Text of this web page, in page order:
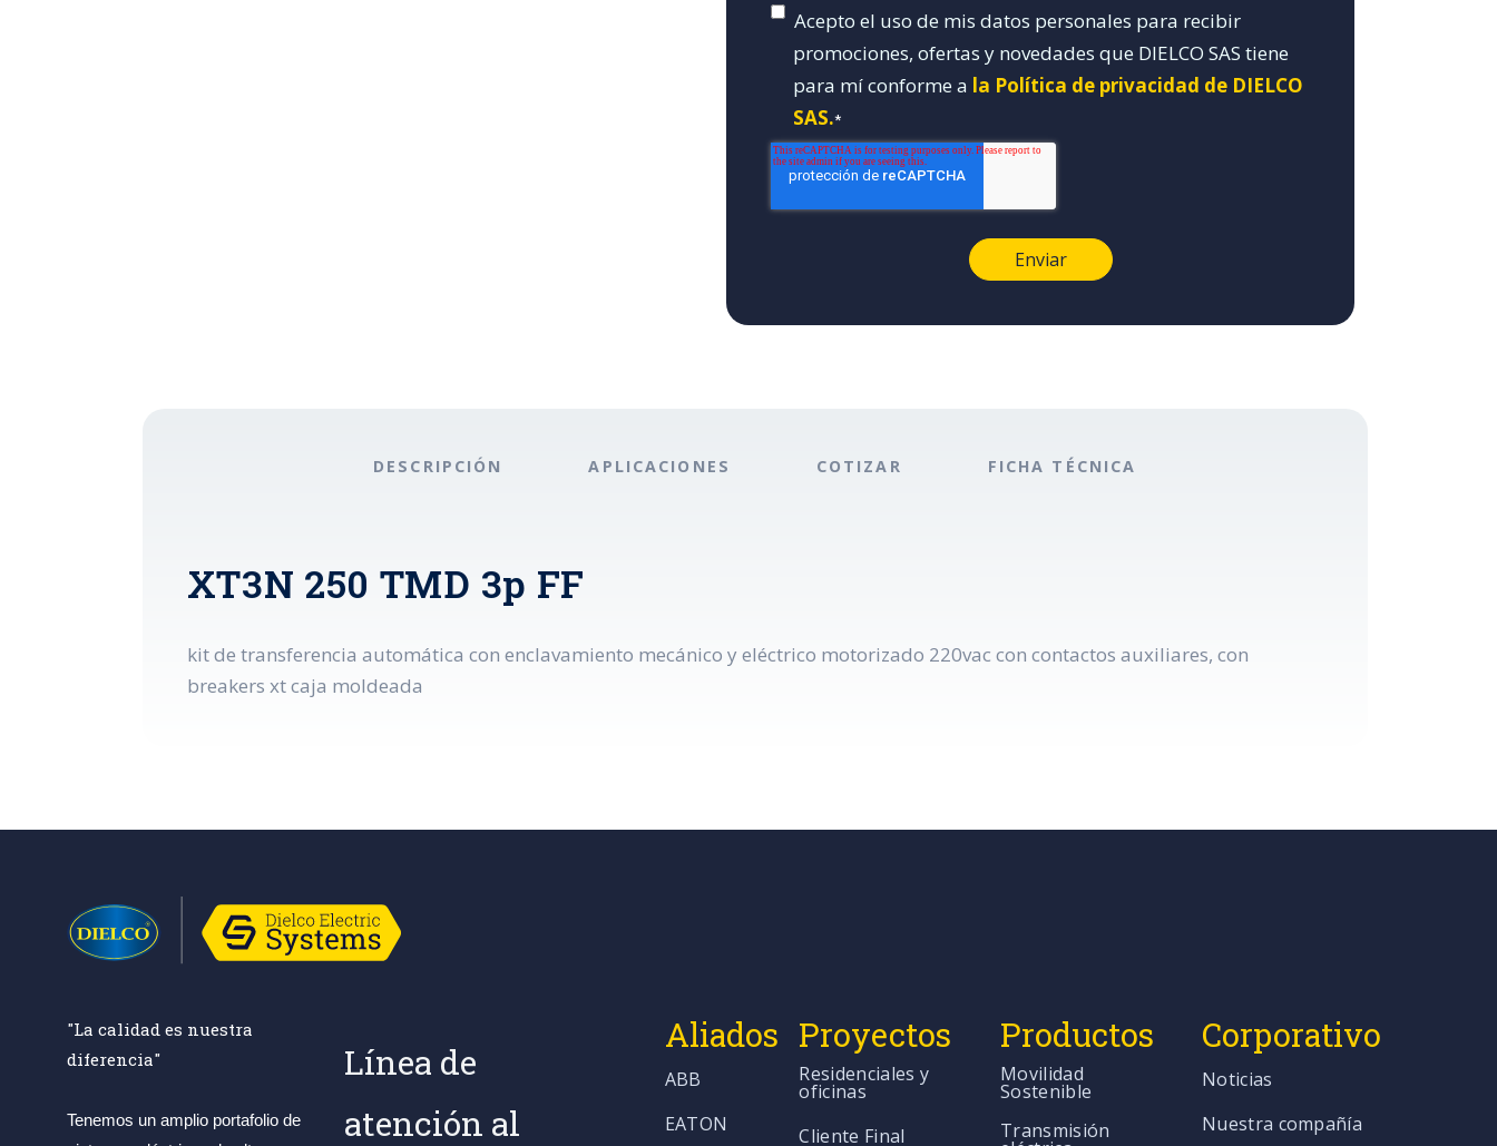
Acepto el uso de mis datos personales para recibir
promociones, ofertas y novedades que DIELCO SAS tiene
para mí conforme a la Política de privacidad de DIELCO
SAS.*
DESCRIPCIÓN APLICACIONES COTIZAR FICHA TÉCNICA
XT3N 250 TMD 3p FF
kit de transferencia automática con enclavamiento mecánico y eléctrico motorizado 220vac con contactos auxiliares, con
breakers xt caja moldeada
"La calidad es nuestra
diferencia"
Tenemos un amplio portafolio de
Línea de
atención al
Aliados
ABB
EATON
Proyectos
Residenciales y
oficinas
Cliente Final
Productos
Movilidad
Sostenible
Transmisión
Corporativo
Noticias
Nuestra compañía